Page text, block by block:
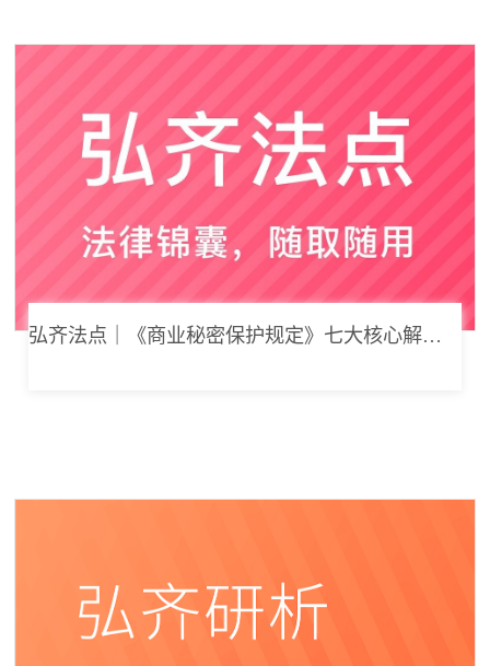
弘齐法点｜《商业秘密保护规定》七大核心解读，浅谈企业商业秘密合规管理新思路